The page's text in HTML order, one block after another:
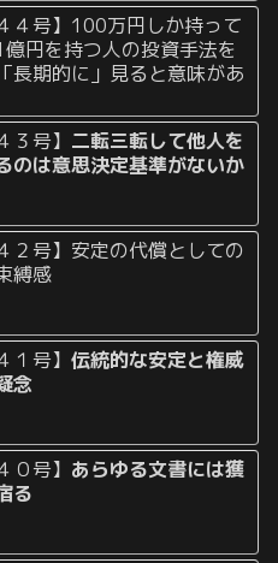
４号】100万円しか持って
円を持つ人の投資手法を
長期的に」見ると意味があ
３号】 二転三転して他人を
のは意思決定基準がないか
２号】安定の代償としての
縛感
１号】伝統的な安定と権威
念
０号】 あらゆる文書には獲
る